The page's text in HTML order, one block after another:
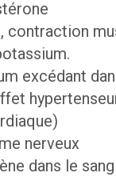
contraction
excédant
nerveux
dans le